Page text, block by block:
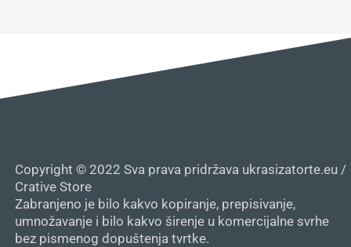
Copyright © 2022 Sva prava pridržava ukrasizatorte.eu /
Crative Store
Zabranjeno je bilo kakvo kopiranje, prepisivanje,
umnožavanje i bilo kakvo širenje u komercijalne svrhe
bez pismenog dopuštenja tvrtke.